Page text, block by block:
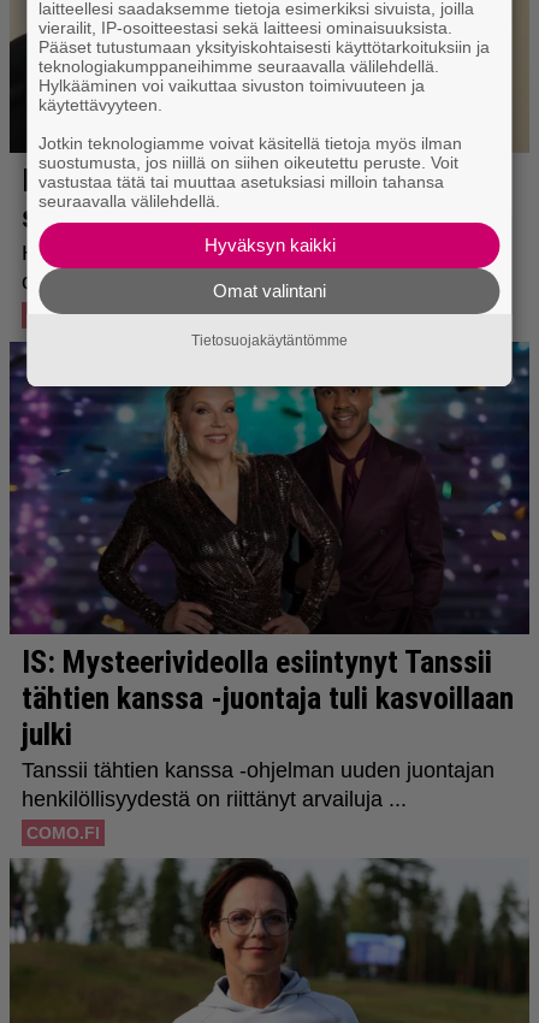
laitteellesi saadaksemme tietoja esimerkiksi sivuista, joilla
vierailit, IP-osoitteestasi sekä laitteesi ominaisuuksista.
Pääset tutustumaan yksityiskohtaisesti käyttötarkoituksiin ja
teknologiakumppaneihimme seuraavalla välilehdellä.
Hylkääminen voi vaikuttaa sivuston toimivuuteen ja
käytettävyyteen.
Jotkin teknologiamme voivat käsitellä tietoja myös ilman
suostumusta, jos niillä on siihen oikeutettu peruste. Voit
vastustaa tätä tai muuttaa asetuksiasi milloin tahansa
seuraavalla välilehdellä.
Hyväksyn kaikki
Omat valintani
Tietosuojakäytäntömme